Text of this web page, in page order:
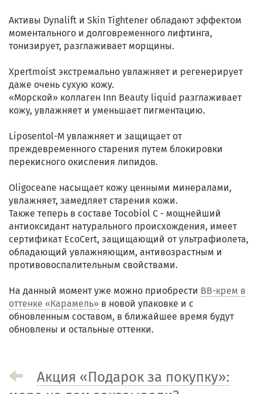
Активы Dynalift и Skin Tightener обладают эффектом
моментального и долговременного лифтинга,
тонизирует, разглаживает морщины.
Xpertmoist экстремально увлажняет и регенерирует
даже очень сухую кожу.
«Морской» коллаген Inn Beauty liquid разглаживает
кожу, увлажняет и уменьшает пигментацию.
Liposentol-M увлажняет и защищает от
преждевременного старения путем блокировки
перекисного окисления липидов.
Оligoceanе насыщает кожу ценными минералами,
увлажняет, замедляет старения кожи.
Также теперь в составе Tocobiol C - мощнейший
антиоксидант натурального происхождения, имеет
сертификат EcoCert, защищающий от ультрафиолета,
обладающий увлажняющим, антивозрастным и
противовоспалительным свойствами.
На данный момент уже можно приобрести ВВ-крем в
оттенке «Карамель» в новой упаковке и с
обновленным составом, в ближайшее время будут
обновлены и остальные оттенки.
Акция «Подарок за покупку»: